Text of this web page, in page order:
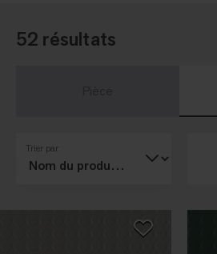
52 résultats
Trier par